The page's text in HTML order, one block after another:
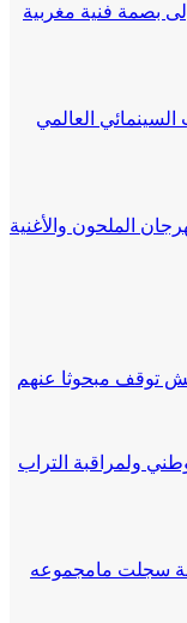
بصمة فنية مغربية
العالمي
الملحون والأغنية
توقف مبحوثا عنهم
ولمراقبة التراب
سجلت مامجموعه